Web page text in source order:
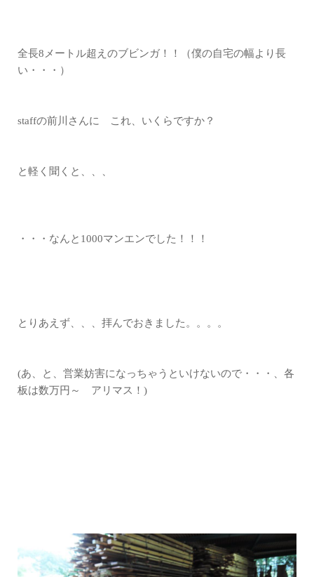
全長8メートル超えのブビンガ！！（僕の自宅の幅より長
い・・・）
staffの前川さんに これ、いくらですか？
と軽く聞くと、、、
・・・なんと1000マンエンでした！！！
とりあえず、、、拝んでおきました。。。。
(あ、と、営業妨害になっちゃうといけないので・・・、各
板は数万円～ アリマス！)